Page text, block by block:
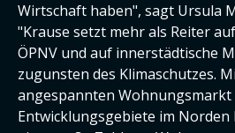
Wirtschaft haben", sagt Ursula
"Krause setzt mehr als Reiter
ÖPNV und auf innerstädtische
zugunsten des Klimaschutzes.
angespannten Wohnungsmarkt
Entwicklungsgebiete im Norden